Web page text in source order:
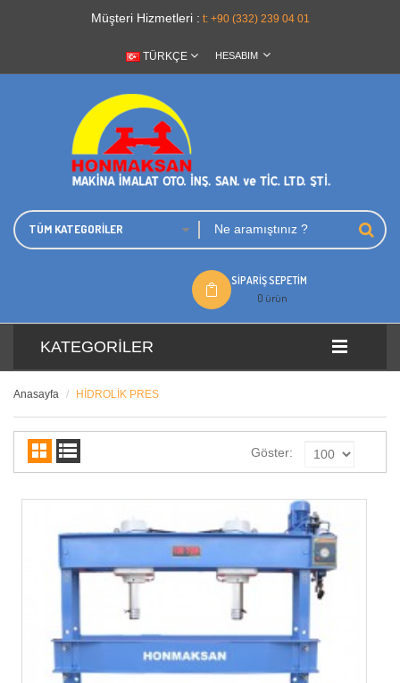
Müşteri Hizmetleri : t: +90 (332) 239 04 01
TÜRKÇE HESABIM
TÜM KATEGORILER
SIPARIŞ SEPETIM
0 ürün
KATEGORILER
Anasayfa HİDROLİK PRES
Göster: